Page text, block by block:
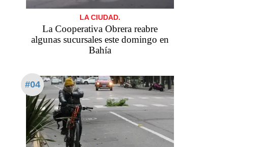
LA CIUDAD.
La Cooperativa Obrera reabre
algunas sucursales este domingo en
Bahía
#04